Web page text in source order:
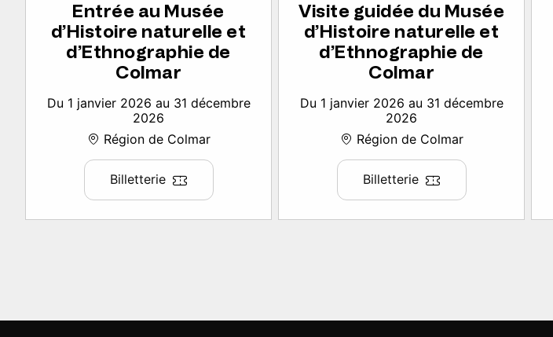
Entrée au Musée
d’Histoire naturelle et
d’Ethnographie de
Colmar
Du 1 janvier 2026 au 31 décembre
2026
Région de Colmar
Billetterie
Visite guidée du Musée
d’Histoire naturelle et
d’Ethnographie de
Colmar
Du 1 janvier 2026 au 31 décembre
2026
Région de Colmar
Billetterie